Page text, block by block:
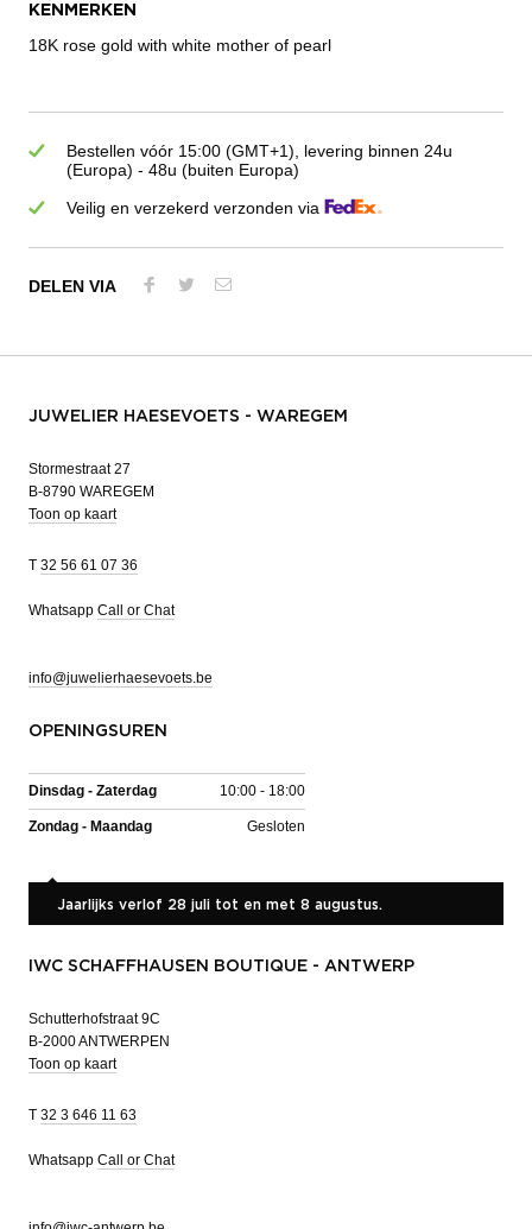
KENMERKEN
18K rose gold with white mother of pearl
Bestellen vóór 15:00 (GMT+1), levering binnen 24u
(Europa) - 48u (buiten Europa)
Veilig en verzekerd verzonden via
DELEN VIA
JUWELIER HAESEVOETS - WAREGEM
Stormestraat 27
B-8790 WAREGEM
Toon op kaart
T 32 56 61 07 36
Whatsapp Call or Chat
info@juwelierhaesevoets.be
OPENINGSUREN
Dinsdag - Zaterdag 10:00 - 18:00
Zondag - Maandag Gesloten
Jaarlijks verlof 28 juli tot en met 8 augustus.
IWC SCHAFFHAUSEN BOUTIQUE - ANTWERP
Schutterhofstraat 9C
B-2000 ANTWERPEN
Toon op kaart
T 32 3 646 11 63
Whatsapp Call or Chat